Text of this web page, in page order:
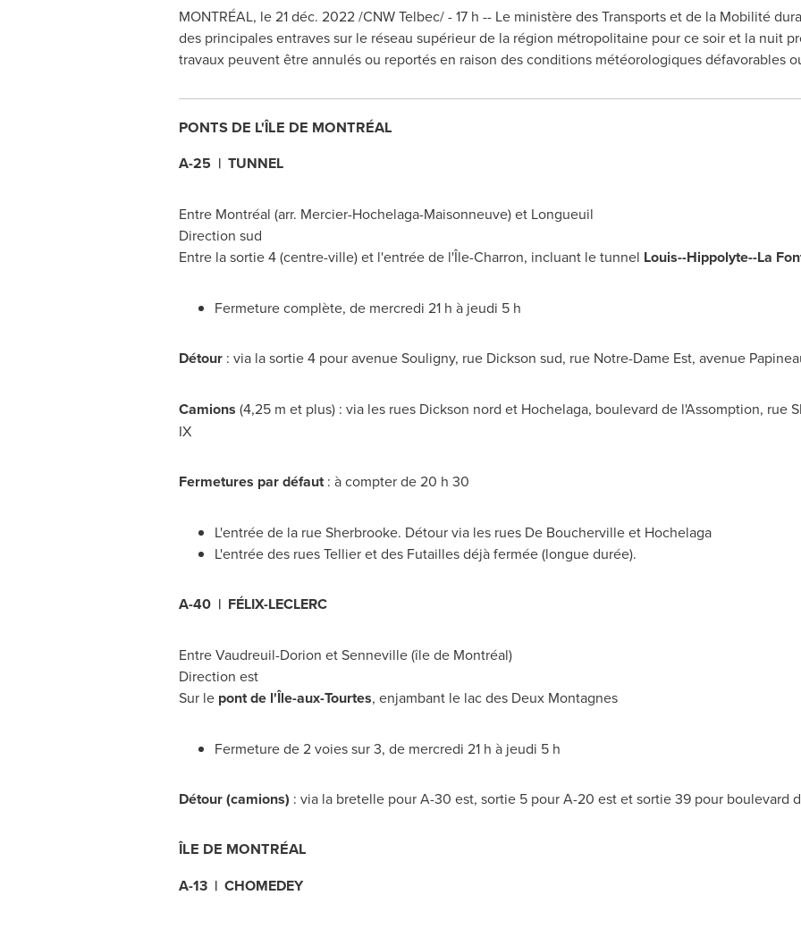
MONTRÉAL, le 21 déc. 2022/CNW Telbec/ - 17 h -- Le ministère des Transports et de la Mobilité
des principales entraves sur le réseau supérieur de la région métropolitaine pour ce soir et la nuit
travaux peuvent être annulés ou reportés en raison des conditions météorologiques défavorables
PONTS DE L'ÎLE DE MONTRÉAL
A-25 | TUNNEL
Entre Montréal (arr. Mercier-Hochelaga-Maisonneuve) et Longueuil
Direction sud
Entre la sortie 4 (centre-ville) et l'entrée de l'Île-Charron, incluant le tunnel Louis--Hippolyte--La
Fermeture complète, de mercredi 21 h à jeudi 5 h
Détour: via la sortie 4 pour avenue Souligny, rue Dickson sud, rue Notre-Dame Est, avenue
Camions (4,25 m et plus) : via les rues Dickson nord et Hochelaga, boulevard de l'Assomption, rue
IX
Fermetures par défaut: à compter de 20 h 30
L'entrée de la rueSherbrooke. Détour via les rues De Boucherville et Hochelaga
L'entrée des rues Tellier et des Futailles déjà fermée (longue durée).
A-40 | FÉLIX-LECLERC
Entre Vaudreuil-Dorion etSenneville(île de Montréal)
Direction est
Sur le pont de l'Île-aux-Tourtes, enjambant le lac des Deux Montagnes
Fermeture de 2 voies sur 3, de mercredi 21 h à jeudi 5 h
Détour (camions) : via la bretelle pour A-30 est, sortie 5 pour A-20 est et sortie 39 pour boulevard
ÎLE DE MONTRÉAL
A-13 | CHOMEDEY